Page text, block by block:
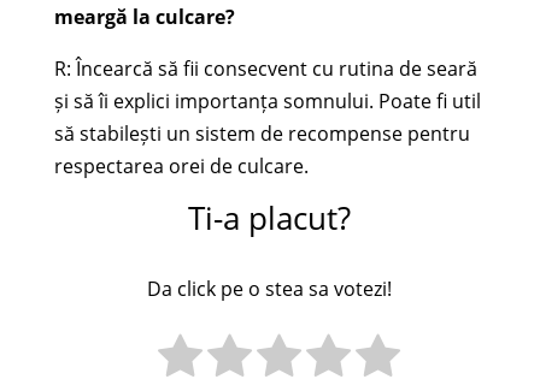
meargă la culcare?
R: Încearcă să fii consecvent cu rutina de seară
și să îi explici importanța somnului. Poate fi util
să stabilești un sistem de recompense pentru
respectarea orei de culcare.
Ti-a placut?
Da click pe o stea sa votezi!